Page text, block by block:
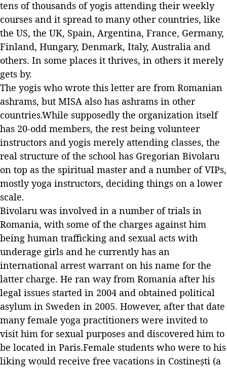
tens of thousands of yogis attending their weekly
courses and it spread to many other countries, like
the US, the UK, Spain, Argentina, France, Germany,
Finland, Hungary, Denmark, Italy, Australia and
others. In some places it thrives, in others it merely
gets by.
The yogis who wrote this letter are from Romanian
ashrams, but MISA also has ashrams in other
countries.While supposedly the organization itself
has 20-odd members, the rest being volunteer
instructors and yogis merely attending classes, the
real structure of the school has Gregorian Bivolaru
on top as the spiritual master and a number of VIPs,
mostly yoga instructors, deciding things on a lower
scale.
Bivolaru was involved in a number of trials in
Romania, with some of the charges against him
being human trafficking and sexual acts with
underage girls and he currently has an
international arrest warrant on his name for the
latter charge. He ran way from Romania after his
legal issues started in 2004 and obtained political
asylum in Sweden in 2005. However, after that date
many female yoga practitioners were invited to
visit him for sexual purposes and discovered him to
be located in Paris.Female students who were to his
liking would receive free vacations in Costinești (a